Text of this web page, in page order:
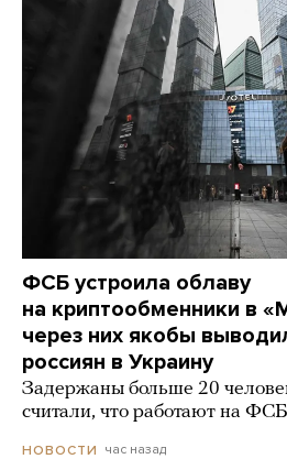
ФСБ устроила облаву
на криптообменники в
через них якобы
россиян в Украину
Задержаны больше 20
считали, что работают на ФСБ
НОВОСТИ час назад